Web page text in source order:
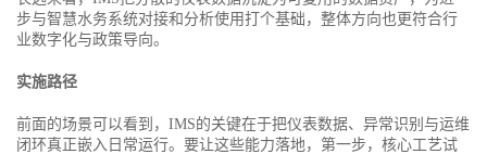
步与智慧水务系统对接和分析使用打个基础，整体方向也更符合行
业数字化与政策导向。
实施路径
前面的场景可以看到，IMS的关键在于把仪表数据、异常识别与运维
闭环真正嵌入日常运行。要让这些能力落地，第一步，核心工艺试